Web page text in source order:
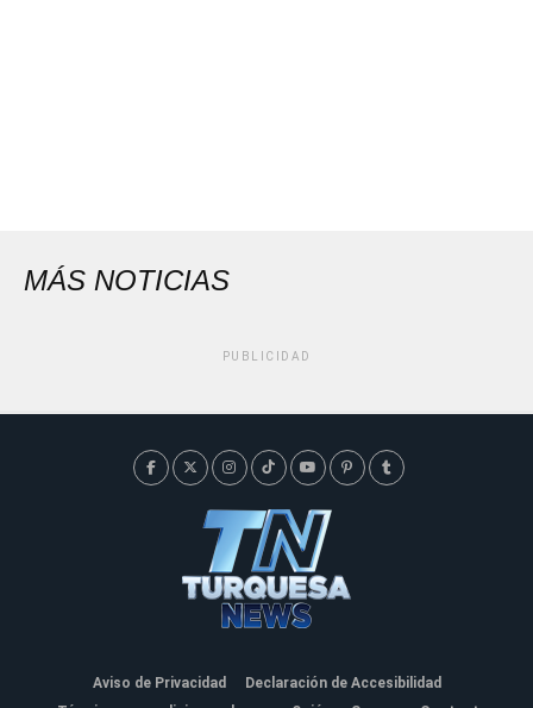
MÁS NOTICIAS
PUBLICIDAD
Aviso de Privacidad
Declaración de Accesibilidad